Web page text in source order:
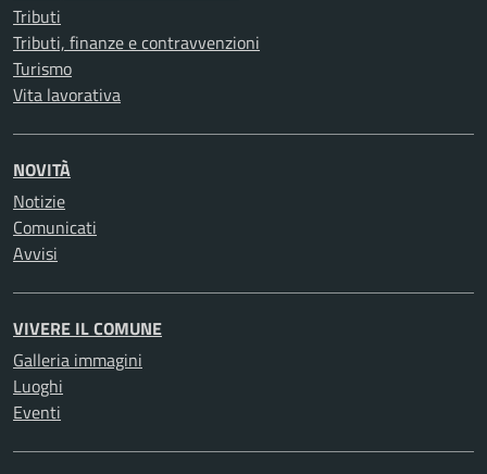
Tributi
Tributi, finanze e contravvenzioni
Turismo
Vita lavorativa
NOVITÀ
Notizie
Comunicati
Avvisi
VIVERE IL COMUNE
Galleria immagini
Luoghi
Eventi